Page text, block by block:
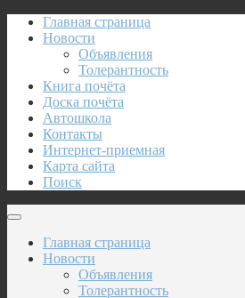
Главная страница
Новости
Объявления
Толерантность
Книга почёта
Доска почёта
Автошкола
Контакты
Интернет-приемная
Карта сайта
Поиск
Главная страница
Новости
Объявления
Толерантность